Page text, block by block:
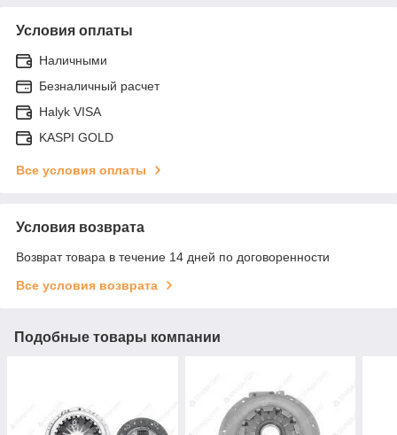
Условия оплаты
Наличными
Безналичный расчет
Halyk VISA
KASPI GOLD
Все условия оплаты
Условия возврата
Возврат товара в течение 14 дней по договоренности
Все условия возврата
Подобные товары компании